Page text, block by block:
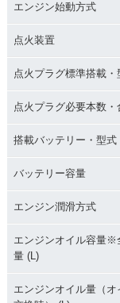
エンジン始動方式
点火装置
点火プラグ標準搭載・
点火プラグ必要本数・
搭載バッテリー・型式
バッテリー容量
エンジン潤滑方式
エンジンオイル容量※
量 (L)
エンジンオイル量（オ